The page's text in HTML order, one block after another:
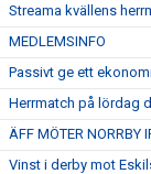
Streama kvällens
MEDLEMSINFO
Passivt ge ett
Herrmatch på lördag
ÄFF MÖTER NORRBY
Vinst i derby mot